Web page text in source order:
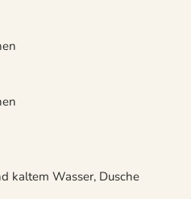
kaltem Wasser, Dusche